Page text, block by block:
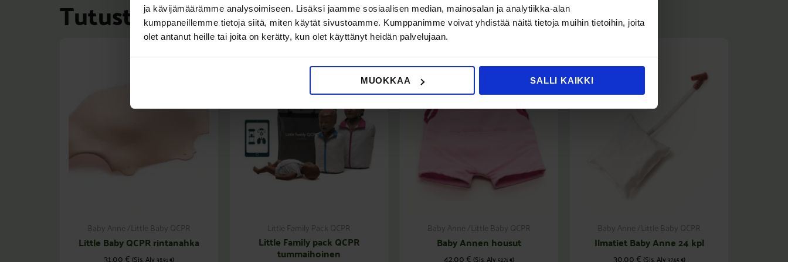
ja kävijämäärämme analysoimiseen. Lisäksi jaamme sosiaalisen median, mainosalan ja analytiikka-alan
kumppaneillemme tietoja siitä, miten käytät sivustoamme. Kumppanimme voivat yhdistää näitä tietoja muihin tietoihin, joita
olet antanut heille tai joita on kerätty, kun olet käyttänyt heidän palvelujaan.
MUOKKAA SALLI KAIKKI
Tutustu myös
Baby Anne /Little Baby QCPR
Little Baby QCPR rintanahka
31,00€
Little Family Pack QCPR
Little Family pack QCPR
tummaihoinen
Baby Anne /Little Baby QCPR
Baby Annen housut
42,00€
Baby Anne /Little Baby QCPR
Ilmatiet Baby Anne 24 kpl
30,00€